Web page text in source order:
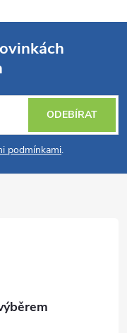
podmínkami.
ODEBÍRAT